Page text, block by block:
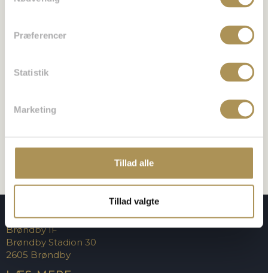
Præferencer
Statistik
Marketing
Tillad alle
Tillad valgte
E-mail
Websted
næste gang jeg kommenterer.
KONTAKT OS
Brøndby IF
Brøndby Stadion 30
2605 Brøndby